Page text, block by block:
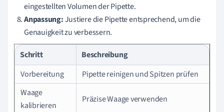
eingestellten Volumen der Pipette.
Anpassung:Justiere die Pipette entsprechend, um die
Genauigkeit zu verbessern.
Schritt
Beschreibung
Vorbereitung
Pipette reinigen und Spitzen prüfen
Waage
kalibrieren
Präzise Waage verwenden